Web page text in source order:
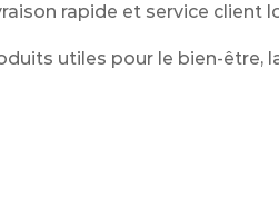
rapide et service client
utiles pour le bien-